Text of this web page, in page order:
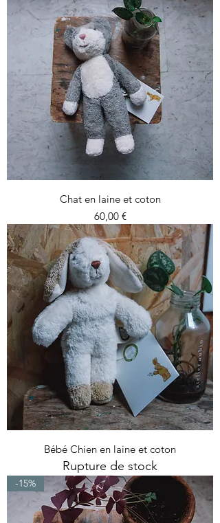
Chat en laine et coton
Prix
60,00 €
Bébé Chien en laine et coton
Rupture de stock
-15%